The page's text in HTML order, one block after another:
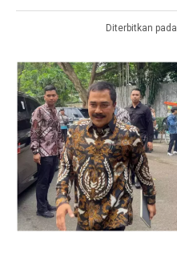
Diterbitkan pada